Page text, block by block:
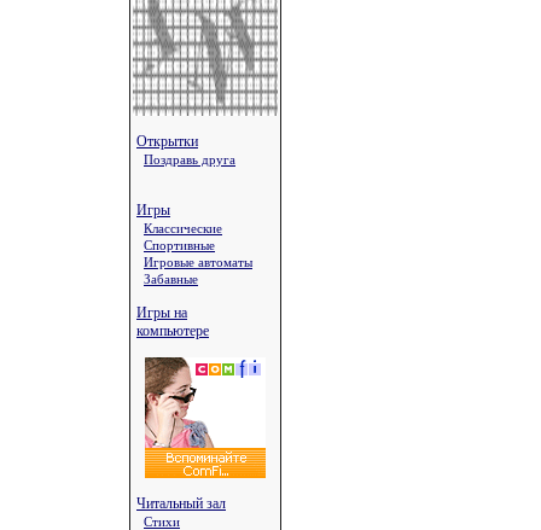
Открытки
Поздравь друга
Игры
Классические
Спортивные
Игровые автоматы
Забавные
Игры на
компьютере
Читальный зал
Стихи